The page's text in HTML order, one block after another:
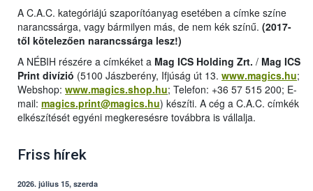
A C.A.C. kategóriájú szaporítóanyag esetében a címke színe
narancssárga, vagy bármilyen más, de nem kék színű. (2017-
től kötelezően narancssárga lesz!)
A NÉBIH részére a címkéket a Mag ICS Holding Zrt. / Mag ICS
Print divízió (5100 Jászberény, Ifjúság út 13. www.magics.hu;
Webshop: www.magics.shop.hu; Telefon: +36 57 515 200; E-
mail: magics.print@magics.hu) készíti. A cég a C.A.C. címkék
elkészítését egyéni megkeresésre továbbra is vállalja.
Friss hírek
2026. július 15, szerda